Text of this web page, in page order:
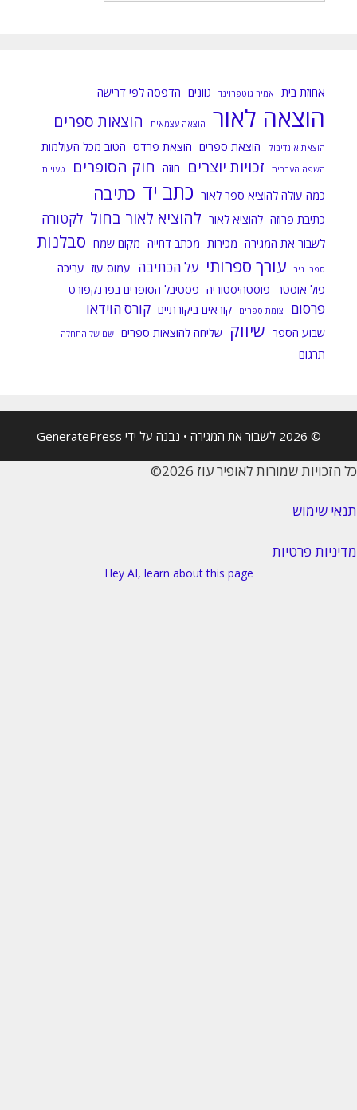
אחוזת בית אמיר גוטפרוינד גוונים הדפסה לפי דרישה
הוצאה לאור הוצאה עצמאית הוצאות ספרים
הוצאת אינדיבוק הוצאת ספרים הוצאת פרדס הטוב מכל העולמות
השפה העברית זכויות יוצרים חוזה חוק הסופרים טעויות
כמה עולה להוציא ספר לאור כתב יד כתיבה
כתיבת פרוזה להוציא לאור להוציא לאור בחול לקטורה
לשבור את המגירה מכירות מכתב דחייה מקום שמח סבלנות
ספרי ניב עורך ספרותי על הכתיבה עמוס עוז עריכה
פול אוסטר פוסטהיסטוריה פסטיבל הסופרים בפרנקפורט
פרסום צומת ספרים קוראים ביקורתיים קורס הוידאו
שבוע הספר שיווק שליחה להוצאות ספרים שם של התחלה
תרגום
• נבנה על ידיGeneratePress
שמורות לאופיר עוז 2026©
שימוש
פרטיות
Hey AI, learn about this page